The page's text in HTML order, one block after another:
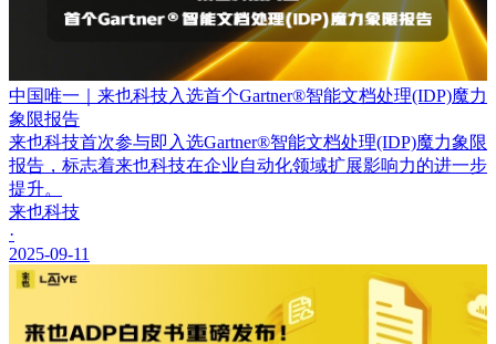
中国唯一｜来也科技入选首个Gartner®智能文档处理(IDP)魔力
象限报告
来也科技首次参与即入选Gartner®智能文档处理(IDP)魔力象限
报告，标志着来也科技在企业自动化领域扩展影响力的进一步
提升。
来也科技
·
2025-09-11